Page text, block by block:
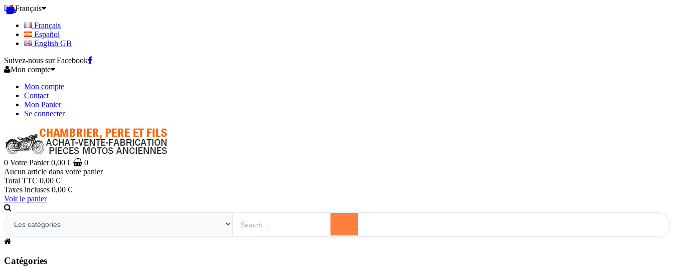
Français
Français
Español
English GB
Suivez-nous sur Facebook
Mon compte
Mon compte
Contact
Mon Panier
Se connecter
0 Votre Panier 0,00 €
0
Aucun article dans votre panier
Total TTC 0,00 €
Taxes incluses 0,00 €
Voir le panier
Catégories